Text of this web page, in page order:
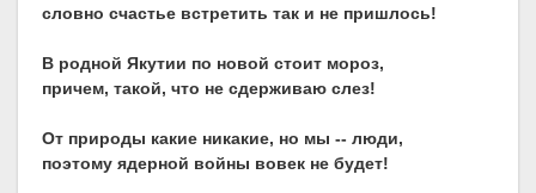
словно счастье встретить так и не пришлось!
В родной Якутии по новой стоит мороз,
причем, такой, что не сдерживаю слез!
От природы какие никакие, но мы -- люди,
поэтому ядерной войны вовек не будет!